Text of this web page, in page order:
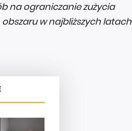
na ograniczanie zużycia
w najbliższych latach